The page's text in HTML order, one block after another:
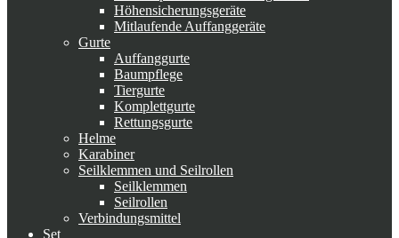
Höhensicherungsgeräte
Mitlaufende Auffanggeräte
Gurte
Auffanggurte
Baumpflege
Tiergurte
Komplettgurte
Rettungsgurte
Helme
Karabiner
Seilklemmen und Seilrollen
Seilklemmen
Seilrollen
Verbindungsmittel
Set